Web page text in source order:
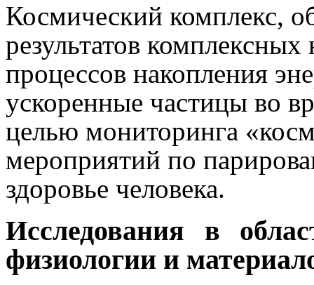
Космический комплекс,
результатов
процессов накопления
ускоренные частицы во
целью мониторинга
мероприятий по
здоровье человека.
Исследования в
физиологии и